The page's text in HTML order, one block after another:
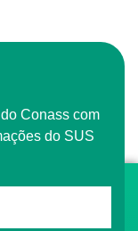
Conass com
do SUS